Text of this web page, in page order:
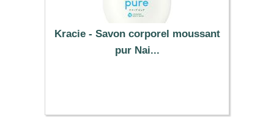
Kracie - Savon corporel moussant
pur Nai...